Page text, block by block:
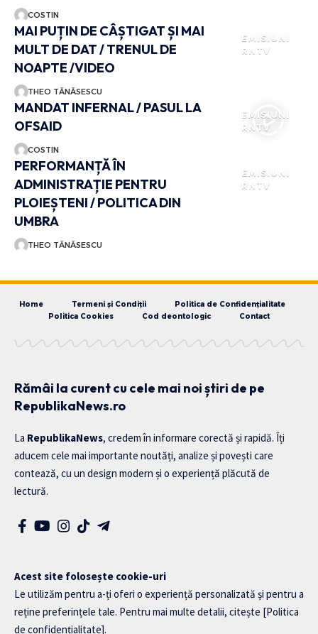
COSTIN
EMISIUNI
RNTV
MAI PUȚIN DE CÂȘTIGAT ȘI MAI
MULT DE DAT / TRENUL DE
NOAPTE /VIDEO
THEO TĂNĂSESCU
EMISIUNI
RNTV
MANDAT INFERNAL / PASUL LA
OFSAID
COSTIN
EMISIUNI
RNTV
PERFORMANȚĂ ÎN
ADMINISTRAȚIE PENTRU
PLOIEȘTENI / POLITICA DIN
UMBRA
THEO TĂNĂSESCU
Home Termeni și Condiții
Politica de Confidențialitate
Politica Cookies
Cod deontologic Contact
Rămâi la curent cu cele mai noi știri de pe
RepublikaNews.ro
La RepublikaNews, credem în informare corectă și rapidă. Îți
aducem cele mai importante noutăți, analize și povești care
contează, cu un design modern și o experiență plăcută de
lectură.
Acest site folosește cookie-uri
Le utilizăm pentru a-ți oferi o experiență personalizată și pentru a
reține preferințele tale. Pentru mai multe detalii, citește [Politica
de confidențialitate].